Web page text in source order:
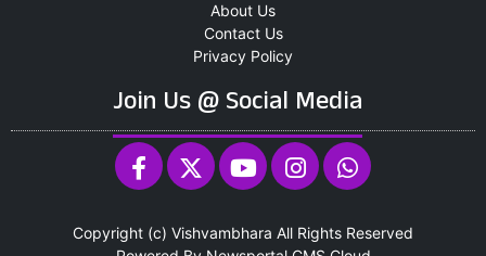
About Us
Contact Us
Privacy Policy
Join Us @ Social Media
Copyright (c) Vishvambhara All Rights Reserved